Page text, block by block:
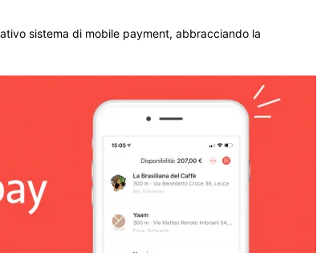
sistema di mobile payment, abbracciando la